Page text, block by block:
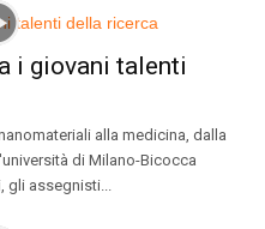
i giovani talenti
alla medicina, dalla
di Milano-Bicocca
assegnisti...